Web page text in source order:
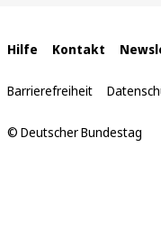
Interne
Links
Hilfe Kontakt
Barrierefreiheit
© Deutscher Bundestag